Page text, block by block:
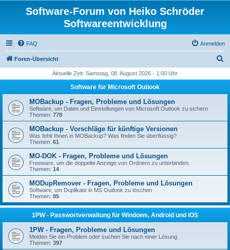
Software-Forum von Heiko Schröder
Softwareentwicklung
FAQ Anmelden
Foren-Übersicht
h
Aktuelle Zeit: Samstag, 08. August 2026 - 1:00 Uhr
Software für Microsoft Outlook
MOBackup - Fragen, Probleme und Lösungen
Software, um Daten und Einstellungen von Microsoft Outlook zu sichern
Themen: 778
MOBackup - Vorschläge für künftige Versionen
Was fehlt Ihnen in MOBackup? Was finden Sie überflüssig?
Themen: 61
MO-DOK - Fragen, Probleme und Lösungen
Freeware, um die doppelte Anzeige von Ordnern zu unterbinden.
Themen: 14
MODupRemover - Fragen, Probleme und Lösungen
Software, um Duplikate in MS Outlook zu löschen
Themen: 85
1PW - Passwortverwaltung für Windows, Android und iOS
1PW - Fragen, Probleme und Lösungen
Melden Sie ein Problem oder suchen Sie nach einer Lösung.
Themen: 397